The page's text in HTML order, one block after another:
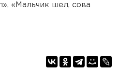
«Мальчик шел, сова